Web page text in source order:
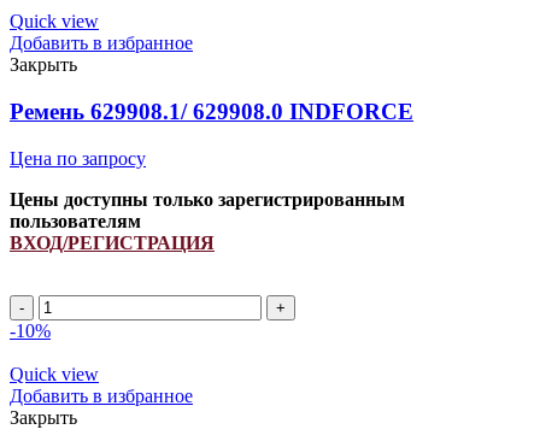
133630.0
ремень
зубчатый
INDFORCE
Strongest
quantity
Quick view
Добавить в избранное
Закрыть
Ремень 629908.1/ 629908.0 INDFORCE
Цена по запросу
Цены доступны только зарегистрированным
пользователям
ВХОД/РЕГИСТРАЦИЯ
Ремень
629908.1/
INDFORCE
quantity
-10%
Quick view
Добавить в избранное
Закрыть